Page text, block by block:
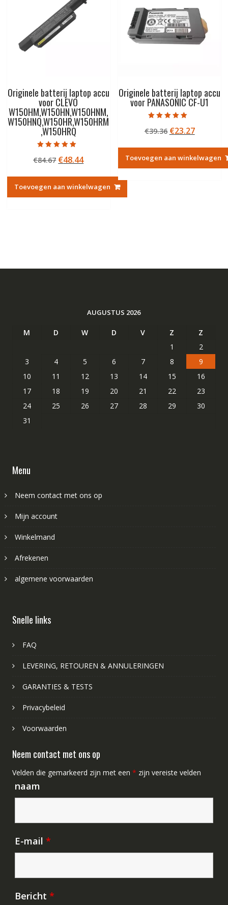
Originele batterij laptop accu
voor CLEVO
W150HM,W150HN,W150HNM,
W150HNQ,W150HR,W150HRM
,W150HRQ
5.00
uit 5
€84.67 Oorspronkelijke
was:
€84.67.
€48.44Huidige
is:
€48.44.
Toevoegen aan winkelwagen
Originele batterij laptop accu
voor PANASONIC CF-U1
5.00
uit 5
€39.36
was:
€39.36.
€23.27Huidige
is:
€23.27.
Toevoegen aan winkelwagen
AUGUSTUS 2026
M D W D V Z
Z
1
2
3
4 5 6 7 8
9
10
11 12 13 14 15
16
17
18 19 20 21 22
23
24
25 26 27 28 29
30
31
Menu
Neem contact met ons op
Mijn account
Winkelmand
Afrekenen
algemene voorwaarden
Snelle links
FAQ
LEVERING, RETOUREN & ANNULERINGEN
GARANTIES & TESTS
Privacybeleid
Voorwaarden
Neem contact met ons op
Velden die gemarkeerd zijn met een * zijn vereiste velden
naam
E-mail *
Bericht *